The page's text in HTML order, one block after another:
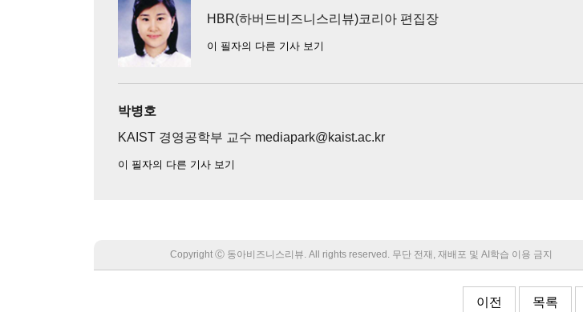
HBR(하버드비즈니스리뷰)코리아 편집장
이 필자의 다른 기사 보기
박병호
KAIST 경영공학부 교수 mediapark@kaist.ac.kr
이 필자의 다른 기사 보기
Copyright Ⓒ 동아비즈니스리뷰. All rights reserved. 무단 전재, 재배포 및 AI학습 이용 금지
이전 목록